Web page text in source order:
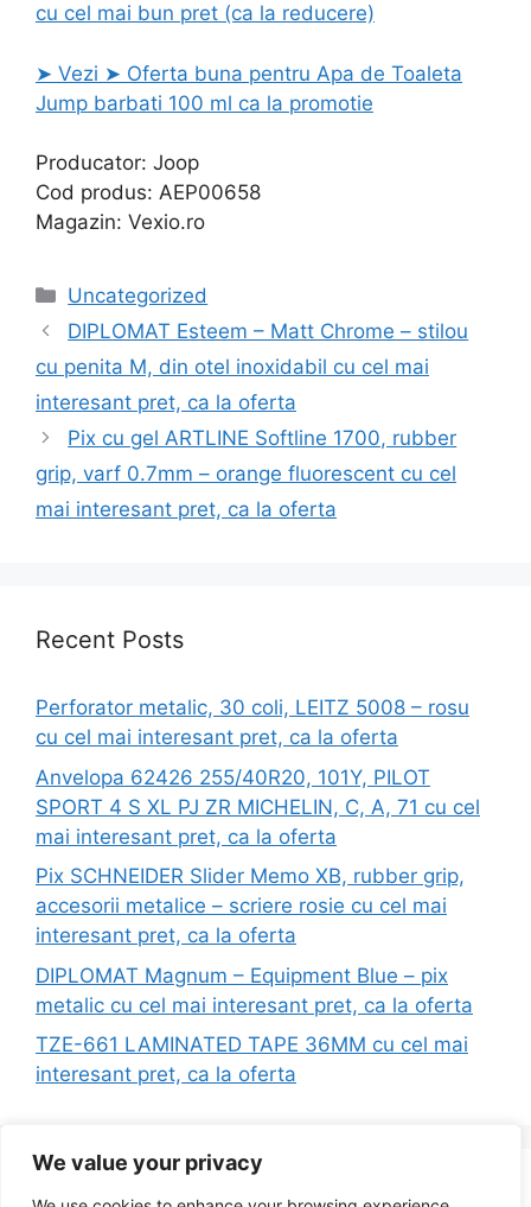
We value your privacy
cu cel mai bun pret (ca la reducere)
➤ Vezi ➤ Oferta buna pentru Apa de Toaleta
Jump barbati 100 ml ca la promotie
Producator: Joop
Cod produs: AEP00658
Magazin: Vexio.ro
Categories
Uncategorized
DIPLOMAT Esteem – Matt Chrome – stilou
cu penita M, din otel inoxidabil cu cel mai
interesant pret, ca la oferta
Pix cu gel ARTLINE Softline 1700, rubber
grip, varf 0.7mm – orange fluorescent cu cel
mai interesant pret, ca la oferta
Recent Posts
Perforator metalic, 30 coli, LEITZ 5008 – rosu
cu cel mai interesant pret, ca la oferta
Anvelopa 62426 255/40R20, 101Y, PILOT
SPORT 4 S XL PJ ZR MICHELIN, C, A, 71 cu cel
mai interesant pret, ca la oferta
Pix SCHNEIDER Slider Memo XB, rubber grip,
accesorii metalice – scriere rosie cu cel mai
interesant pret, ca la oferta
DIPLOMAT Magnum – Equipment Blue – pix
metalic cu cel mai interesant pret, ca la oferta
TZE-661 LAMINATED TAPE 36MM cu cel mai
interesant pret, ca la oferta
Search